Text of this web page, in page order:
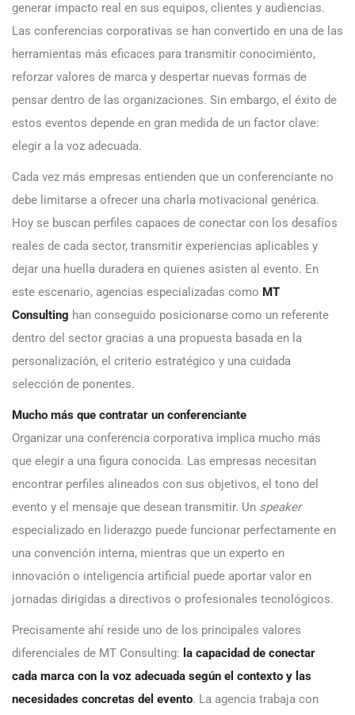
generar impacto real en sus equipos, clientes y audiencias.
Las conferencias corporativas se han convertido en una de las
herramientas más eficaces para transmitir conocimiento,
reforzar valores de marca y despertar nuevas formas de
pensar dentro de las organizaciones. Sin embargo, el éxito de
estos eventos depende en gran medida de un factor clave:
elegir a la voz adecuada.
Cada vez más empresas entienden que un conferenciante no
debe limitarse a ofrecer una charla motivacional genérica.
Hoy se buscan perfiles capaces de conectar con los desafíos
reales de cada sector, transmitir experiencias aplicables y
dejar una huella duradera en quienes asisten al evento. En
este escenario, agencias especializadas como MT
Consulting han conseguido posicionarse como un referente
dentro del sector gracias a una propuesta basada en la
personalización, el criterio estratégico y una cuidada
selección de ponentes.
Mucho más que contratar un conferenciante
Organizar una conferencia corporativa implica mucho más
que elegir a una figura conocida. Las empresas necesitan
encontrar perfiles alineados con sus objetivos, el tono del
evento y el mensaje que desean transmitir. Un speaker
especializado en liderazgo puede funcionar perfectamente en
una convención interna, mientras que un experto en
innovación o inteligencia artificial puede aportar valor en
jornadas dirigidas a directivos o profesionales tecnológicos.
Precisamente ahí reside uno de los principales valores
diferenciales de MT Consulting: la capacidad de conectar
cada marca con la voz adecuada según el contexto y las
necesidades concretas del evento. La agencia trabaja con